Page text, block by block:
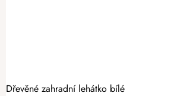
Dřevěné zahradní lehátko bílé